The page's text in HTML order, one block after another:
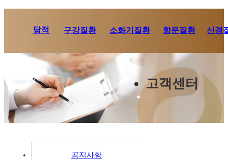
담적 구강질환 소화기질환 항문질환 신경
고객센터
공지사항